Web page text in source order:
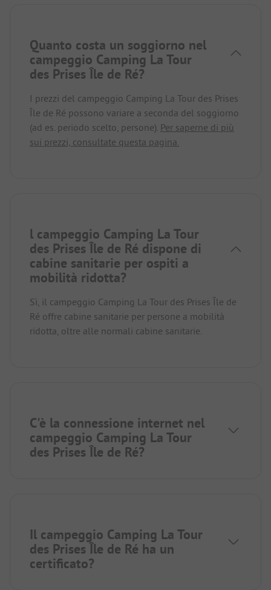
Quanto costa un soggiorno nel
campeggio Camping La Tour
des Prises Île de Ré?
I prezzi del campeggio Camping La Tour des Prises
Île de Ré possono variare a seconda del soggiorno
(ad es. periodo scelto, persone). Per saperne di più
sui prezzi, consultate questa pagina.
l campeggio Camping La Tour
des Prises Île de Ré dispone di
cabine sanitarie per ospiti a
mobilità ridotta?
Sì, il campeggio Camping La Tour des Prises Île de
Ré offre cabine sanitarie per persone a mobilità
ridotta, oltre alle normali cabine sanitarie.
C'è la connessione internet nel
campeggio Camping La Tour
des Prises Île de Ré?
Il campeggio Camping La Tour
des Prises Île de Ré ha un
certificato?